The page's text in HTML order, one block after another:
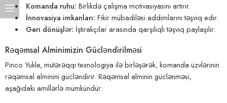
Komanda ruhu: Birlikdə çalışma motivasiyasını artırır.
İnnovasiya imkanları: Fikir mübadiləsi addımlarını təşviq edir.
Geri dönüşlər: İştirakçılar arasında qarşılıqlı təşviq paylaşılır.
Rəqəmsal Alminimizin Gücləndirilməsi
Pinco Yukle, mütərəqqi texnologiya ilə birləşərək, komanda üzvlərinin
rəqəmsal alminini gücləndirir. Rəqəmsal alminin güclənməsi,
aşağıdakı amillərlə mümkündür: